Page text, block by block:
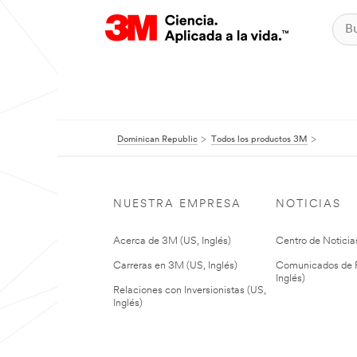
Dominican Republic Todos los productos 3M
NUESTRA EMPRESA
Acerca de 3M (US, Inglés)
Carreras en 3M (US, Inglés)
Relaciones con Inversionistas (US,
Inglés)
NOTICIAS
Centro de
Comunicados de
Inglés)